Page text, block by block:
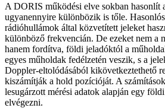
A DORIS működési elve sokban hasonlít
ugyanennyire különbözik is tőle.
rádióhullámok által közvetített jeleket
különböző frekvencián. De ezeket nem a
hanem fordítva, földi jeladóktól a
egyes műholdak fedélzetén veszik, s a
Doppler-eltolódásából kikövetkeztethető
kiszámítják a hold pozícióját. A
lesugárzott mérési adatok alapján egy
elvégezni.